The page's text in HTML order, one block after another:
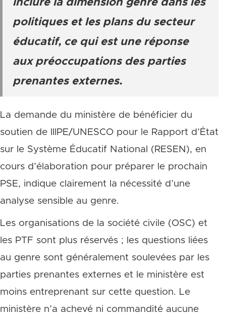
inclure la dimension genre dans les
politiques et les plans du secteur
éducatif, ce qui est une réponse
aux préoccupations des parties
prenantes externes.
La demande du ministère de bénéficier du
soutien de IIIPE/UNESCO pour le Rapport d’État
sur le Système Éducatif National (RESEN), en
cours d’élaboration pour préparer le prochain
PSE, indique clairement la nécessité d’une
analyse sensible au genre.
Les organisations de la société civile (OSC) et
les PTF sont plus réservés ; les questions liées
au genre sont généralement soulevées par les
parties prenantes externes et le ministère est
moins entreprenant sur cette question. Le
ministère n’a achevé ni commandité aucune